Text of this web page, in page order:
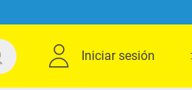
Iniciar sesión